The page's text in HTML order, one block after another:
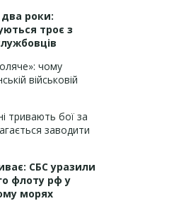
роки:
троє з
чому
військовій
тривають бої за
заводити
СБС уразили
флоту рф у
морях